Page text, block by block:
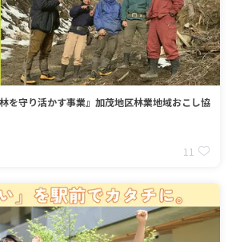
を守り活かす事業』加茂地区林業地域おこし協
11